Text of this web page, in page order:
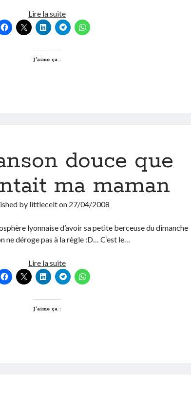
Lire la suiteSatoriz,
la
boutique
J’aime ça :
douce que
ma maman
by littlecelton 27/04/2008
lyonnaise d’avoir sa petite berceuse du dimanche
ne déroge pas à la règle :D… C‘est le…
Lire la suiteUne
chanson
douce
J’aime ça :